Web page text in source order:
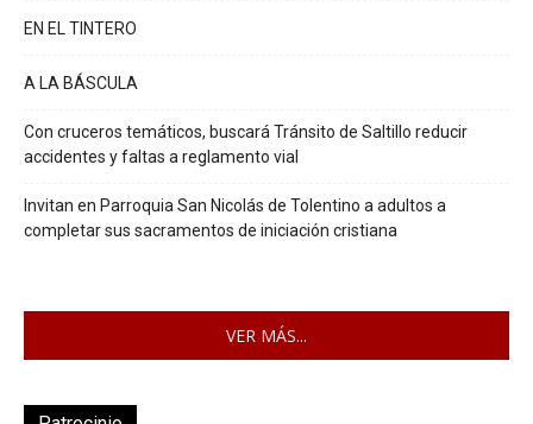
EN EL TINTERO
A LA BÁSCULA
Con cruceros temáticos, buscará Tránsito de Saltillo reducir
accidentes y faltas a reglamento vial
Invitan en Parroquia San Nicolás de Tolentino a adultos a
completar sus sacramentos de iniciación cristiana
VER MÁS...